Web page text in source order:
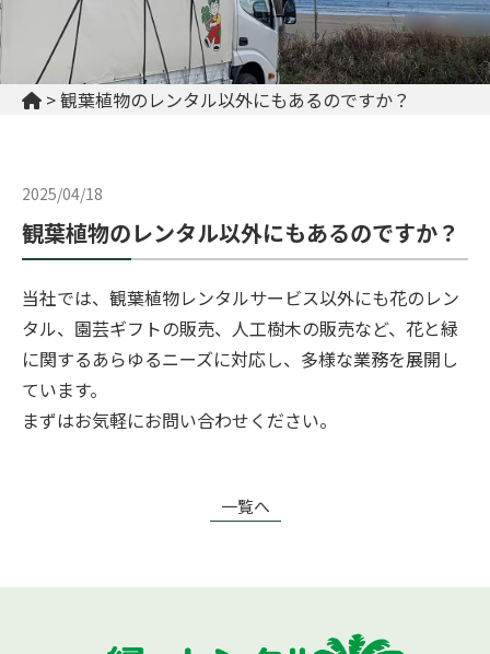
>観葉植物のレンタル以外にもあるのですか？
2025/04/18
観葉植物のレンタル以外にもあるのですか？
当社では、観葉植物レンタルサービス以外にも花のレン
タル、園芸ギフトの販売、人工樹木の販売など、花と緑
に関するあらゆるニーズに対応し、多様な業務を展開し
ています。
まずはお気軽にお問い合わせください。
一覧へ